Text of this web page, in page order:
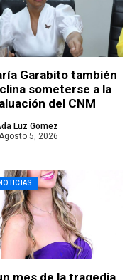
Garabito también
someterse a la
del CNM
Luz Gomez
5, 2026
NOTICIAS
mes de la tragedia